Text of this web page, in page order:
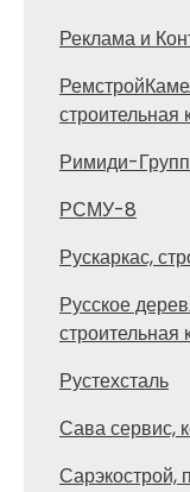
Реклама и
строительная
Римиди-Групп
РСМУ-8
Рускаркас,
Русское
строительная
Рустехсталь
Сава сервис,
Сарэкострой,